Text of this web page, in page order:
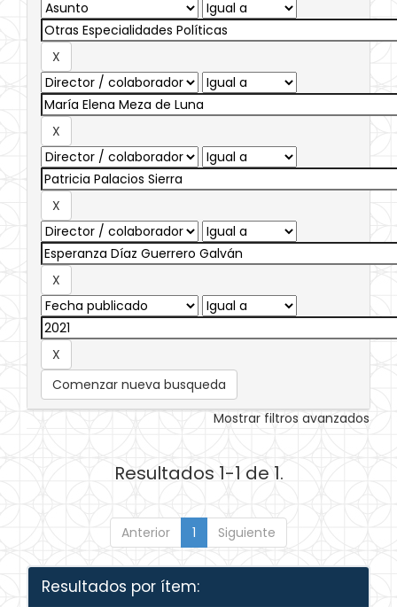
Comenzar nueva busqueda
Mostrar filtros avanzados
Resultados 1-1 de 1.
Anterior 1 Siguiente
Resultados por ítem: